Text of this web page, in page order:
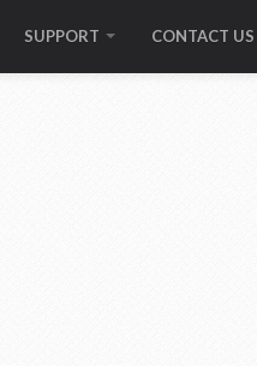
SUPPORT CONTACT US